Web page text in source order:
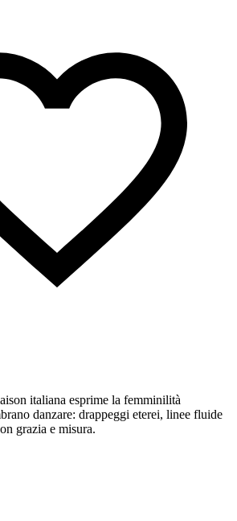
italiana esprime la femminilità
danzare: drappeggi eterei, linee fluide
grazia e misura.